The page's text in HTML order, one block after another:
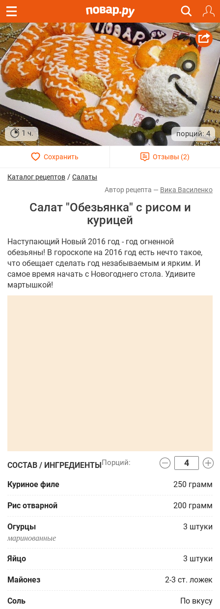
1 ч. 4
Каталог рецептов / Салаты
Вика Василенко
Салат "Обезьянка" с рисом и
курицей
Наступающий Новый 2016 год - год огненной
обезьяны! В гороскопе на 2016 год есть нечто такое,
что обещает сделать год незабываемым и ярким. И
самое время начать с Новогоднего стола. Удивите
мартышкой!
СОСТАВ / ИНГРЕДИЕНТЫ
Куриное филе 250 грамм
Рис отварной 200 грамм
Огурцы 3 штуки
маринованные
Яйцо 3 штуки
Майонез 2-3 ст. ложек
Соль По вкусу